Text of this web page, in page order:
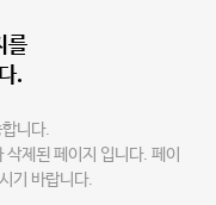
를
.
니다.
제된 페이지 입니다. 페이
기 바랍니다.